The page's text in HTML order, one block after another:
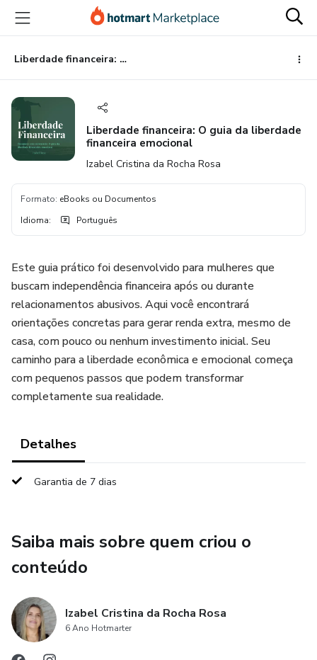
para
conteúdo
principal
para
pagamento
para
rodapé
Liberdade financeira: O guia da liberdade financeira emocional
Liberdade financeira: O guia da liberdade
financeira emocional
Izabel Cristina da Rocha Rosa
Formato: eBooks ou Documentos
Idioma: Português
Este guia prático foi desenvolvido para mulheres que
buscam independência financeira após ou durante
relacionamentos abusivos. Aqui você encontrará
orientações concretas para gerar renda extra, mesmo de
casa, com pouco ou nenhum investimento inicial. Seu
caminho para a liberdade econômica e emocional começa
com pequenos passos que podem transformar
completamente sua realidade.
Detalhes
Garantia de 7 dias
Saiba mais sobre quem criou o
conteúdo
Izabel Cristina da Rocha Rosa
6 Ano Hotmarter